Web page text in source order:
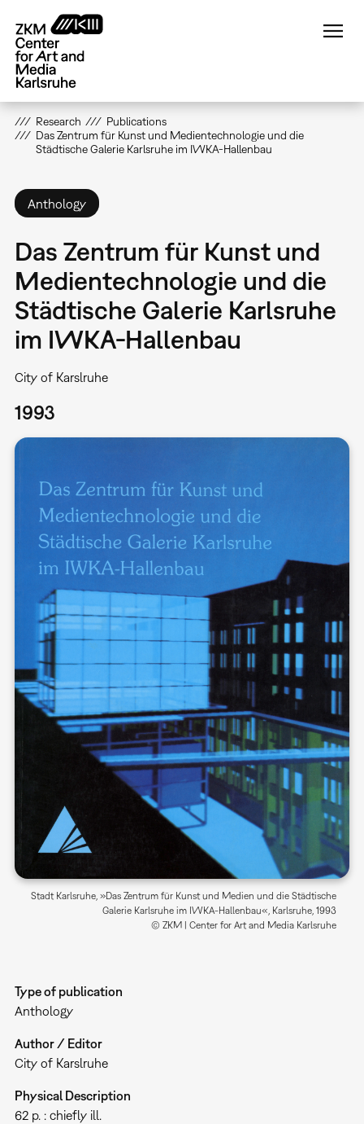
main
content
Research
Publications
Das Zentrum für Kunst und Medientechnologie und die
Städtische Galerie Karlsruhe im IWKA-Hallenbau
Anthology
Das Zentrum für Kunst und
Medientechnologie und die
Städtische Galerie Karlsruhe
im IWKA-Hallenbau
City of Karslruhe
1993
Stadt Karlsruhe, »Das Zentrum für Kunst und Medien und die Städtische
Galerie Karlsruhe im IWKA-Hallenbau«, Karlsruhe, 1993
© ZKM | Center for Art and Media Karlsruhe
Type of publication
Anthology
Author / Editor
City of Karslruhe
Physical Description
62 p. : chiefly ill.